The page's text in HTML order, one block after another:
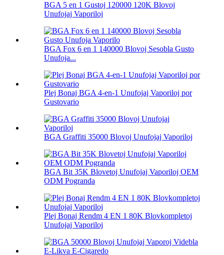
BGA 5 en 1 Gustoj 120000 120K Blovoj
Unufojaj Vaporiloj
BGA Fox 6 en 1 140000 Blovoj Sesobla Gusto
Unufoja...
Plej Bonaj BGA 4-en-1 Unufojaj Vaporiloj por
Gustovario
BGA Graffiti 35000 Blovoj Unufojaj Vaporiloj
BGA Bit 35K Blovetoj Unufojaj Vaporiloj OEM
ODM Pogranda
Plej Bonaj Rendm 4 EN 1 80K Blovkompletoj
Unufojaj Vaporiloj